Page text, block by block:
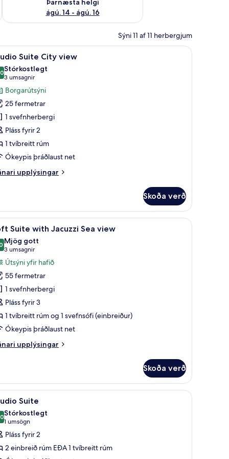
Þarnæsta helgi
ágú. 14 - ágú. 16
Sýni 11 af 11 herbergjum
vinnuaðstaða fyrir fartölvur, hljóðeinangrunRúmföt af bestu gerð, vinnuaðstaða fyrir
8 Suite City view
af 10
Stórkostlegt
3 umsagnir
(3
umsagnir)
Borgarútsýni
25 fermetrar
1 svefnherbergi
Pláss fyrir 2
1 tvíbreitt rúm
Ókeypis þráðlaust net
upplýsingar
Skoða verð
fyrir fartölvur, hljóðeinangrunRúmföt af bestu gerð, vinnuaðstaða fyrir
16Suite with Jacuzzi Sea view
af 10
Mjög gott
3 umsagnir
(3
umsagnir)
Útsýni yfir hafið
55 fermetrar
1 svefnherbergi
Pláss fyrir 3
1 tvíbreitt rúm og 1 svefnsófi (einbreiður)
Ókeypis þráðlaust net
upplýsingar
Skoða verð
gerð, vinnuaðstaða fyrir fartölvur, hljóðeinangrunRúmföt af bestu gerð, vinnuaðstaða fyrir
6 Suite
af 10
Stórkostlegt
1 umsögn
(1
umsögn)
Pláss fyrir 2
2 einbreið rúm EÐA 1 tvíbreitt rúm